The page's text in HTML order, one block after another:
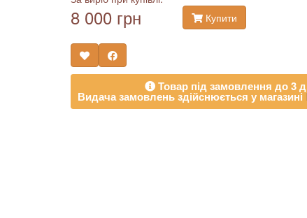
8 000 грн Купити
Товар під замовлення до 3
Видача замовлень здійснюється у магазині